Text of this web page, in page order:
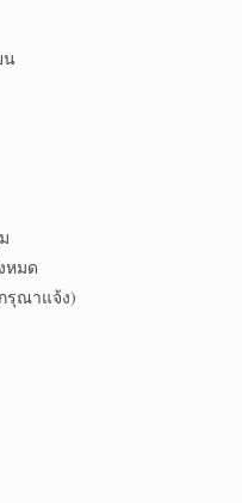
น
หมด
รุณาแจ้ง)